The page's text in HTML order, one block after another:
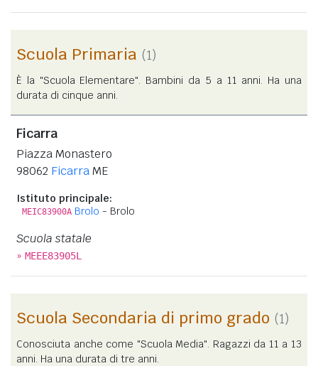
Scuola Primaria (1)
È la "Scuola Elementare". Bambini da 5 a 11 anni. Ha una
durata di cinque anni.
Ficarra
Piazza Monastero
98062 FicarraME
Istituto principale:
MEIC83900A Brolo - Brolo
Scuola statale
» MEEE83905L
Scuola Secondaria di primo grado (1)
Conosciuta anche come "Scuola Media". Ragazzi da 11 a 13
anni. Ha una durata di tre anni.